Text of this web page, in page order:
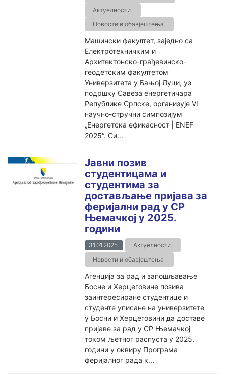
Актуелности
Новости и обавјештења
Машински факултет, заједно са
Електротехничким и
Архитектонско-грађевинско-
геодетским факултетом
Универзитета у Бањој Луци, уз
подршку Савеза енергетичара
Републике Српске, организује VI
научно-стручни симпозијум
„Енергетска ефикасност | ENEF
2025“. Си...
Јавни позив
студентицама и
студентима за
достављање пријава за
феријални рад у СР
Њемачкој у 2025.
години
31.01.2025.
Актуелности
Новости и обавјештења
Агенција за рад и запошљавање
Босне и Херцеговине позива
заинтересиране студентице и
студенте уписане на универзитете
у Босни и Херцеговини да доставе
пријаве за рад у СР Њемачкој
током љетног распуста у 2025.
години у оквиру Програма
феријалног рада к...